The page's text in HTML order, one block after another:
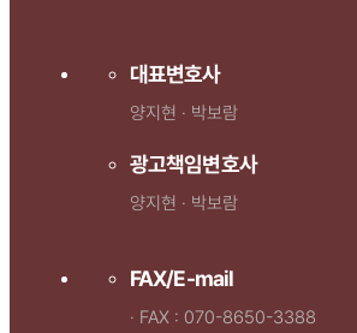
대표변호사
양지현 · 박보람
광고책임변호사
양지현 · 박보람
FAX/E-mail
· FAX : 070-8650-3388